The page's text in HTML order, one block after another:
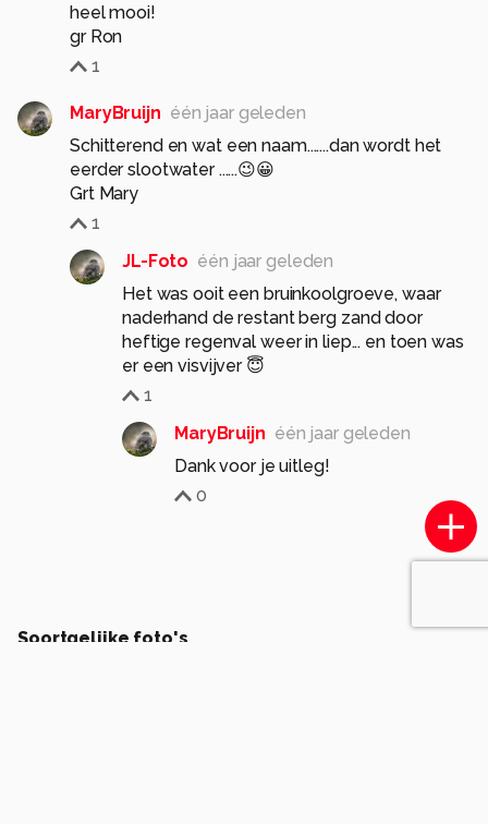
heel mooi!
gr Ron
1
MaryBruijn één jaar geleden
Schitterend en wat een naam.......dan wordt het
eerder slootwater ......😉😀
Grt Mary
1
JL-Foto één jaar geleden
Het was ooit een bruinkoolgroeve, waar
naderhand de restant berg zand door
heftige regenval weer in liep... en toen was
er een visvijver 😇
1
MaryBruijn één jaar geleden
Dank voor je uitleg!
0
Soortgelijke foto's